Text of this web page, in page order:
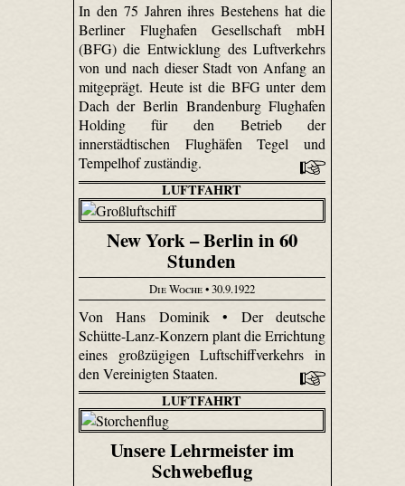
In den 75 Jahren ihres Bestehens hat die
Berliner Flughafen Gesellschaft mbH
(BFG) die Entwicklung des Luftverkehrs
von und nach dieser Stadt von Anfang an
mitgeprägt. Heute ist die BFG unter dem
Dach der Berlin Brandenburg Flughafen
Holding für den Betrieb der
innerstädtischen Flughäfen Tegel und
Tempelhof zuständig.
LUFTFAHRT
New York – Berlin in 60
Stunden
Die Woche• 30.9.1922
Von Hans Dominik • Der deutsche
Schütte-Lanz-Konzern plant die Errichtung
eines großzügigen Luftschiffverkehrs in
den Vereinigten Staaten.
LUFTFAHRT
Unsere Lehrmeister im
Schwebeflug